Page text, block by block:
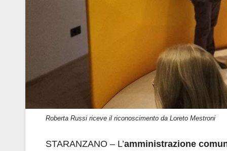
Roberta Russi riceve il riconoscimento da Loreto Mestroni
STARANZANO – L’amministrazione